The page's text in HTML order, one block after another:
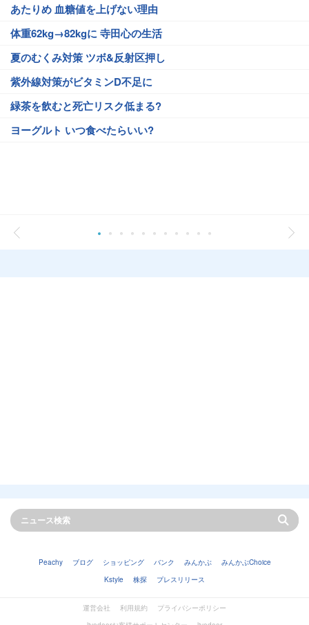
あたりめ 血糖値を上げない理由
体重62kg→82kgに 寺田心の生活
夏のむくみ対策 ツボ&反射区押し
紫外線対策がビタミンD不足に
緑茶を飲むと死亡リスク低まる?
ヨーグルト いつ食べたらいい?
Peachy ブログ ショッピング バンク みんかぶ
みんかぶChoice
Kstyle
株探 プレスリリース
運営会社 利用規約
プライバシーポリシー